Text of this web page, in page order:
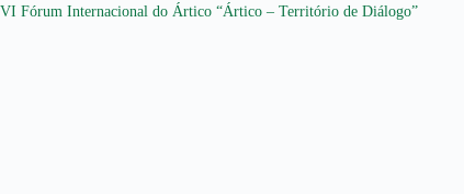
VI Fórum Internacional do Ártico “Ártico – Território de Diálogo”